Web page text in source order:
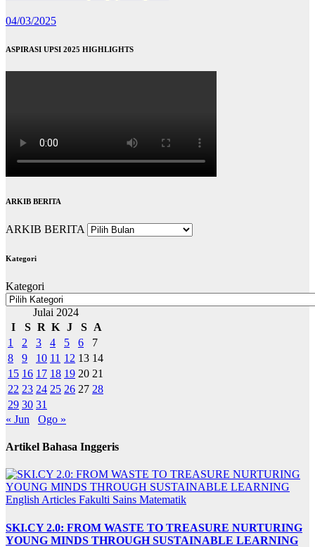
04/03/2025
ASPIRASI UPSI 2025 HIGHLIGHTS
ARKIB BERITA
ARKIB BERITA
Kategori
Kategori
Julai 2024
I
S R K J S
A
1
2 3 4 5 6
7
8
9 10 11 12 13 14
15 16 17 18 19 20 21
22 23 24 25 26 27 28
29 30 31
« Jun
Ogo »
Artikel Bahasa Inggeris
English Articles Fakulti Sains Matematik
SKI.CY 2.0: FROM WASTE TO TREASURE NURTURING
YOUNG MINDS THROUGH SUSTAINABLE LEARNING